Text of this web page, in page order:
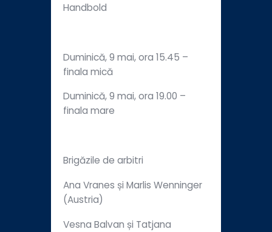
Handbold
Duminică, 9 mai, ora 15.45 –
finala mică
Duminică, 9 mai, ora 19.00 –
finala mare
Brigăzile de arbitri
Ana Vranes și Marlis Wenninger
(Austria)
Vesna Balvan și Tatjana